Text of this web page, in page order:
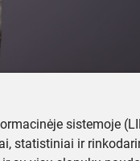
sistemoje
statistiniai ir